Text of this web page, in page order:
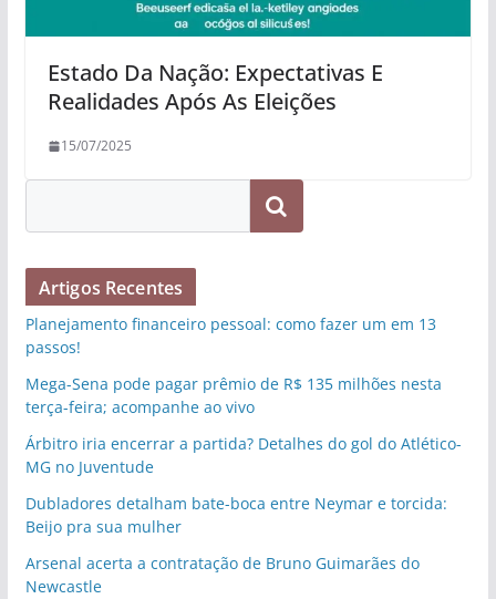
Estado Da Nação: Expectativas E
Realidades Após As Eleições
15/07/2025
Pesquisar
Artigos Recentes
Planejamento financeiro pessoal: como fazer um em 13
passos!
Mega-Sena pode pagar prêmio de R$ 135 milhões nesta
terça-feira; acompanhe ao vivo
Árbitro iria encerrar a partida? Detalhes do gol do Atlético-
MG no Juventude
Dubladores detalham bate-boca entre Neymar e torcida:
Beijo pra sua mulher
Arsenal acerta a contratação de Bruno Guimarães do
Newcastle